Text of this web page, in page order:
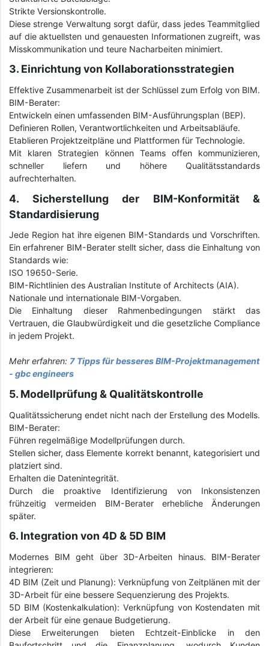
Strikte Versionskontrolle.
Diese strenge Verwaltung sorgt dafür, dass jedes Teammitglied
auf die aktuellsten und genauesten Informationen zugreift, was
Misskommunikation und teure Nacharbeiten minimiert.
3. Einrichtung von Kollaborationsstrategien
Effektive Zusammenarbeit ist der Schlüssel zum Erfolg von BIM.
BIM-Berater:
Entwickeln einen umfassenden BIM-Ausführungsplan (BEP).
Definieren Rollen, Verantwortlichkeiten und Arbeitsabläufe.
Etablieren Projektzeitpläne und Plattformen für Technologie.
Mit klaren Strategien können Teams offen kommunizieren,
schneller liefern und höhere Qualitätsstandards
aufrechterhalten.
4. Sicherstellung der BIM-Konformität &
Standardisierung
Jede Region hat ihre eigenen BIM-Standards und Vorschriften.
Ein erfahrener BIM-Berater stellt sicher, dass die Einhaltung von
Standards wie:
ISO 19650-Serie.
BIM-Richtlinien des Australian Institute of Architects (AIA).
Nationale und internationale BIM-Vorgaben.
Die Einhaltung dieser Rahmenbedingungen stärkt das
Vertrauen, die Glaubwürdigkeit und die gesetzliche Compliance
in jedem Projekt.
Mehr erfahren: 7 Tipps für besseres BIM-Projektmanagement
- gbc engineers
5. Modellprüfung & Qualitätskontrolle
Qualitätssicherung endet nicht nach der Erstellung des Modells.
BIM-Berater:
Führen regelmäßige Modellprüfungen durch.
Stellen sicher, dass Elemente korrekt benannt, kategorisiert und
platziert sind.
Erhalten die Datenintegrität.
Durch die proaktive Identifizierung von Inkonsistenzen
frühzeitig vermeiden BIM-Berater erhebliche Änderungen
später.
6. Integration von 4D & 5D BIM
Modernes BIM geht über 3D-Arbeiten hinaus. BIM-Berater
integrieren:
4D BIM (Zeit und Planung): Verknüpfung von Zeitplänen mit der
3D-Arbeit für eine bessere Sequenzierung des Projekts.
5D BIM (Kostenkalkulation): Verknüpfung von Kostendaten mit
der Arbeit für eine genaue Budgetierung.
Diese Erweiterungen bieten Echtzeit-Einblicke in den